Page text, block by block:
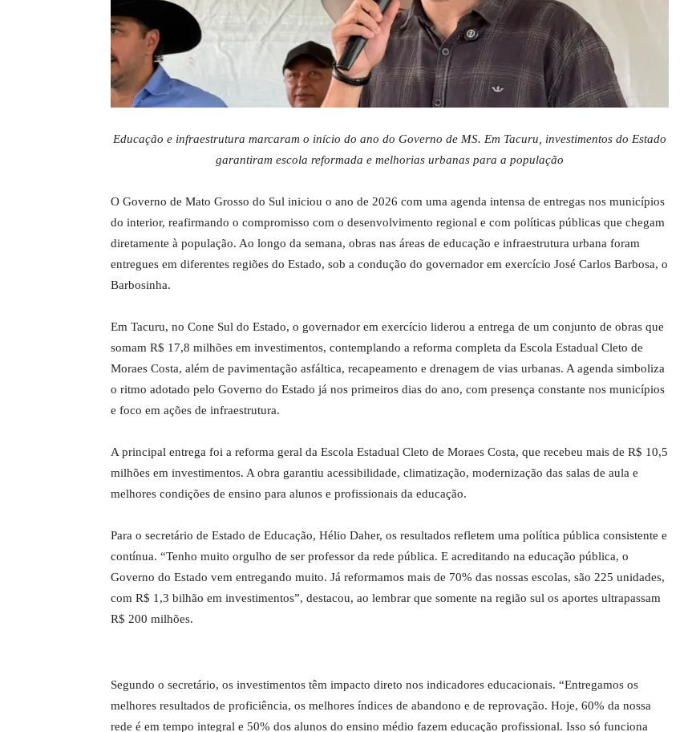
Educação e infraestrutura marcaram o início do ano do Governo de MS. Em Tacuru, investimentos do Estado
garantiram escola reformada e melhorias urbanas para a população
O Governo de Mato Grosso do Sul iniciou o ano de 2026 com uma agenda intensa de entregas nos municípios
do interior, reafirmando o compromisso com o desenvolvimento regional e com políticas públicas que chegam
diretamente à população. Ao longo da semana, obras nas áreas de educação e infraestrutura urbana foram
entregues em diferentes regiões do Estado, sob a condução do governador em exercício José Carlos Barbosa, o
Barbosinha.
Em Tacuru, no Cone Sul do Estado, o governador em exercício liderou a entrega de um conjunto de obras que
somam R$ 17,8 milhões em investimentos, contemplando a reforma completa da Escola Estadual Cleto de
Moraes Costa, além de pavimentação asfáltica, recapeamento e drenagem de vias urbanas. A agenda simboliza
o ritmo adotado pelo Governo do Estado já nos primeiros dias do ano, com presença constante nos municípios
e foco em ações de infraestrutura.
A principal entrega foi a reforma geral da Escola Estadual Cleto de Moraes Costa, que recebeu mais de R$ 10,5
milhões em investimentos. A obra garantiu acessibilidade, climatização, modernização das salas de aula e
melhores condições de ensino para alunos e profissionais da educação.
Para o secretário de Estado de Educação, Hélio Daher, os resultados refletem uma política pública consistente e
contínua. “Tenho muito orgulho de ser professor da rede pública. E acreditando na educação pública, o
Governo do Estado vem entregando muito. Já reformamos mais de 70% das nossas escolas, são 225 unidades,
com R$ 1,3 bilhão em investimentos”, destacou, ao lembrar que somente na região sul os aportes ultrapassam
R$ 200 milhões.
Segundo o secretário, os investimentos têm impacto direto nos indicadores educacionais. “Entregamos os
melhores resultados de proficiência, os melhores índices de abandono e de reprovação. Hoje, 60% da nossa
rede é em tempo integral e 50% dos alunos do ensino médio fazem educação profissional. Isso só funciona